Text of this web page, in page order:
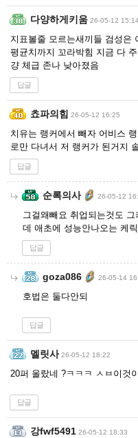
다양하게키움 26-05-12 15:14
지표볼줄 모르는새끼들 검성은
평균치까지 꼬라박힘 지금 다
걍 체급 존나 낮아졌음
답글
쵸파의힘 26-05-12 16:25
치유는 랭커에서 빼자 어비스
로만 다녀서 저 랭커가 된거지
답글
순록의사 26-05-12
그걸왜빼요 취업되는것도
데 애초에 성능안나오는 케
답글
goza086 26-05-14
호법은 둘다안되
답글
멜릿사 26-05-12 18:22
20퍼 올랐네 ?ㅋㅋㅋ ㅅㅂ이것
답글
강fwf5491 26-05-12 18:33